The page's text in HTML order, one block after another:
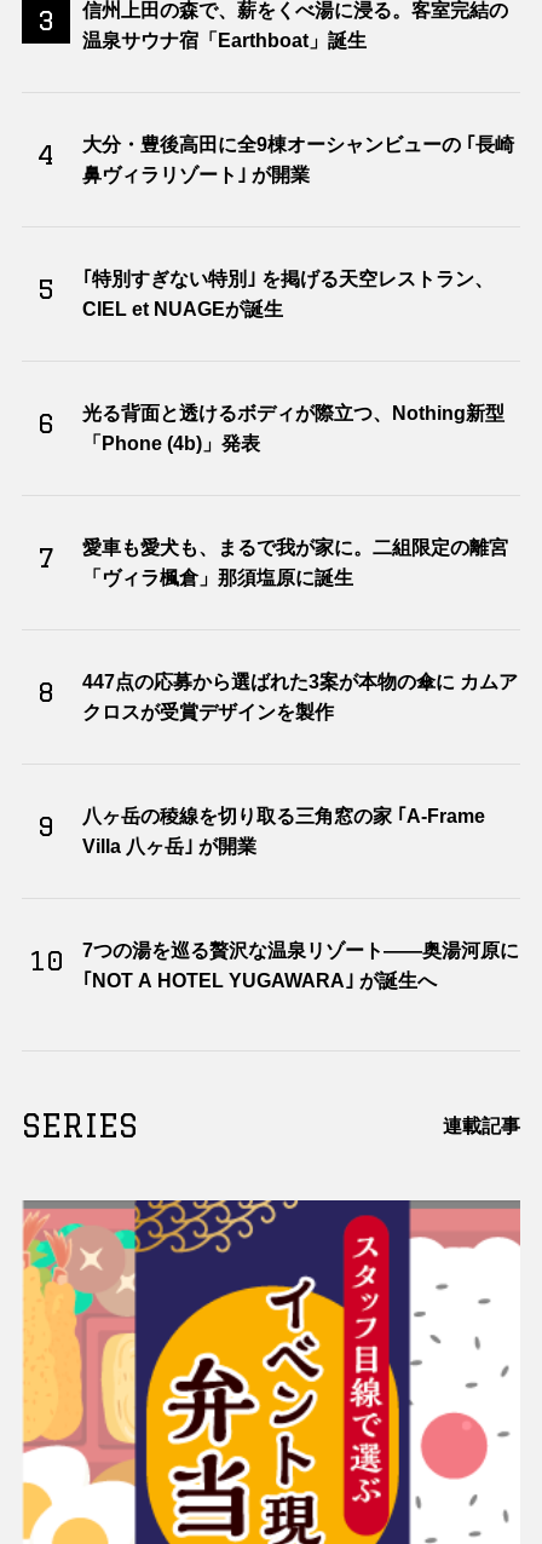
3
信州上田の森で、薪をくべ湯に浸る。客室完結の
温泉サウナ宿「Earthboat」誕生
4
大分・豊後高田に全9棟オーシャンビューの ｢長崎
鼻ヴィラリゾート｣ が開業
5
｢特別すぎない特別｣ を掲げる天空レストラン、
CIEL et NUAGEが誕生
6
光る背面と透けるボディが際立つ、Nothing新型
「Phone (4b)」発表
7
愛車も愛犬も、まるで我が家に。二組限定の離宮
「ヴィラ楓倉」那須塩原に誕生
8
447点の応募から選ばれた3案が本物の傘に カムア
クロスが受賞デザインを製作
9
八ヶ岳の稜線を切り取る三角窓の家 ｢A-Frame
Villa 八ヶ岳｣ が開業
10
7つの湯を巡る贅沢な温泉リゾート――奥湯河原に
｢NOT A HOTEL YUGAWARA｣ が誕生へ
SERIES 連載記事